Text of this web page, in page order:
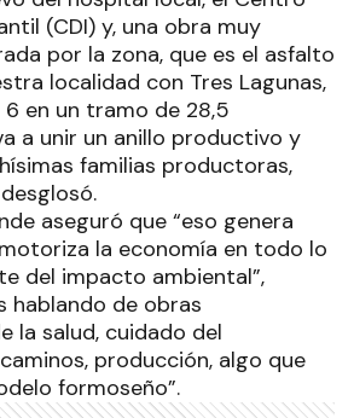
(CDI) y, una obra muy
por la zona, que es el asfalto
localidad con Tres Lagunas,
en un tramo de 28,5
a unir un anillo productivo y
familias productoras,
aseguró que “eso genera
la economía en todo lo
del impacto ambiental”,
hablando de obras
la salud, cuidado del
producción, algo que
formoseño”.